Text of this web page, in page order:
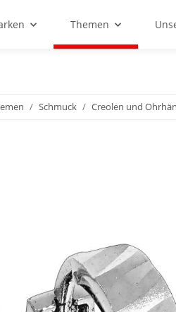
Themen
Schmuck Creolen und